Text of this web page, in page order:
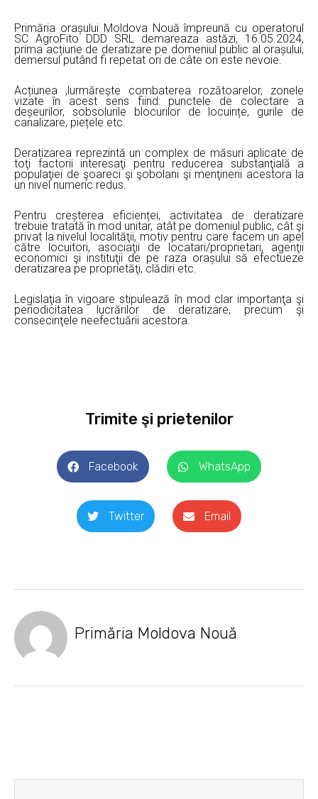
Primăria orașului Moldova Nouă împreună cu operatorul
SC AgroFito DDD SRL demareaza astăzi, 16.05.2024,
prima acțiune de deratizare pe domeniul public al orașului,
demersul putând fi repetat ori de câte ori este nevoie.
Acțiunea ,lurmărește combaterea rozătoarelor, zonele
vizate în acest sens fiind: punctele de colectare a
deșeurilor, sobsolurile blocurilor de locuințe, gurile de
canalizare, piețele etc.
Deratizarea reprezintă un complex de măsuri aplicate de
toţi factorii interesaţi pentru reducerea substanţială a
populaţiei de şoareci şi şobolani şi menţinerii acestora la
un nivel numeric redus.
Pentru creșterea eficienței, activitatea de deratizare
trebuie tratată în mod unitar, atât pe domeniul public, cât şi
privat la nivelul localităţii, motiv pentru care facem un apel
către locuitori, asociaţii de locatari/proprietari, agenţii
economici şi instituţii de pe raza orașului să efectueze
deratizarea pe proprietăţi, clădiri etc.
Legislaţia în vigoare stipulează în mod clar importanţa şi
periodicitatea lucrărilor de deratizare, precum şi
consecinţele neefectuării acestora.
Trimite şi prietenilor
Facebook WhatsApp
Twitter Email
Primăria Moldova Nouă
Prev Next